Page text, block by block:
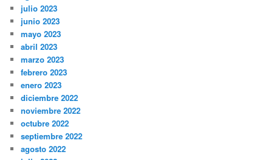
julio 2023
junio 2023
mayo 2023
abril 2023
marzo 2023
febrero 2023
enero 2023
diciembre 2022
noviembre 2022
octubre 2022
septiembre 2022
agosto 2022